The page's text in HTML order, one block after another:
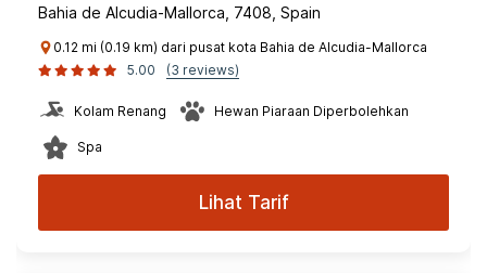
Bahia de Alcudia-Mallorca, 7408, Spain
0.12 mi (0.19 km) dari pusat kota Bahia de Alcudia-Mallorca
5.00
(3 reviews)
Kolam Renang Hewan Piaraan Diperbolehkan
Spa
Lihat Tarif